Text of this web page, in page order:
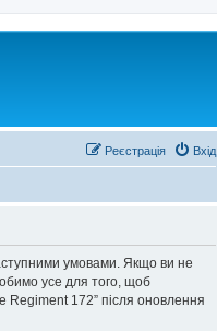
Вхід
Реєстрація
умовами. Якщо ви не
усе для того, щоб
Regiment 172” після оновлення